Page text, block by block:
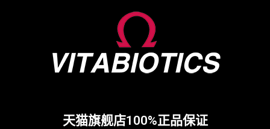
天猫旗舰店100%正品保证